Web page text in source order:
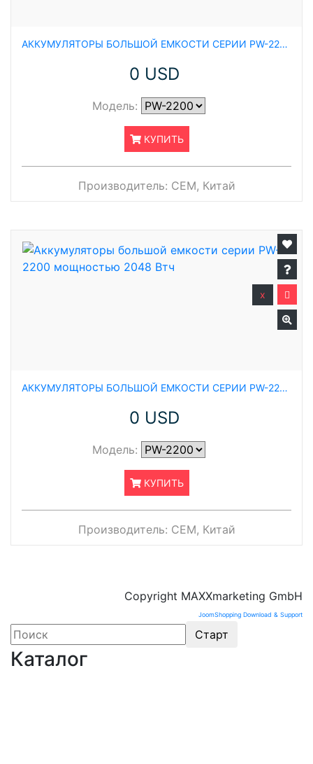
АККУМУЛЯТОРЫ БОЛЬШОЙ ЕМКОСТИ СЕРИИ PW-2200 МОЩНОСТЬЮ 2048 ВТЧ
0 USD
Модель:
КУПИТЬ
Производитель: CEM, Китай
АККУМУЛЯТОРЫ БОЛЬШОЙ ЕМКОСТИ СЕРИИ PW-2200 МОЩНОСТЬЮ 2048 ВТЧ
0 USD
Модель:
КУПИТЬ
x
Производитель: CEM, Китай
Copyright MAXXmarketing GmbH
JoomShopping Download & Support
Каталог